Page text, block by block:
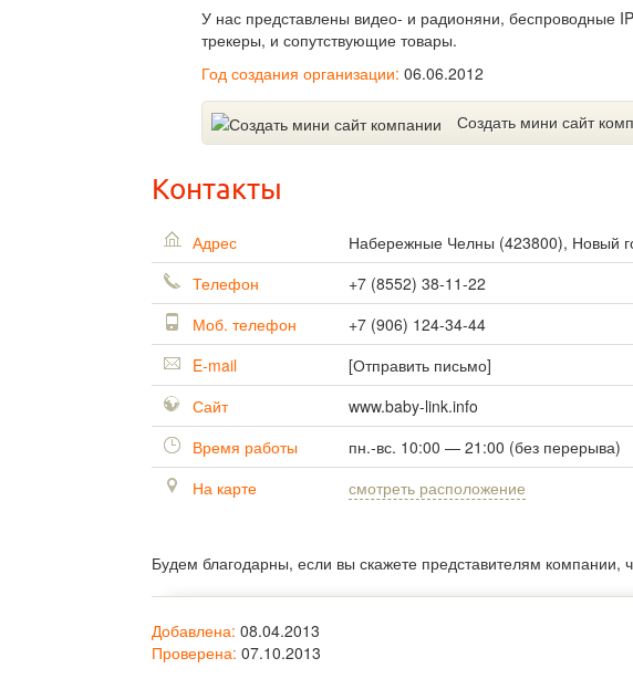
У нас представлены видео- и радионяни, беспроводные
трекеры, и сопутствующие товары.
Год создания организации: 06.06.2012
Создать мини сайт
Контакты
Адрес Набережные Челны (423800), Новый
Телефон
+7 (8552) 38-11-22
Моб. телефон
+7 (906) 124-34-44
E-mail
[Отправить письмо]
Сайт
www.baby-link.info
Время работы
пн.-вс. 10:00 — 21:00 (без перерыва)
На карте
смотреть расположение
Будем благодарны, если вы скажете представителям компании,
Добавлена: 08.04.2013
Проверена: 07.10.2013